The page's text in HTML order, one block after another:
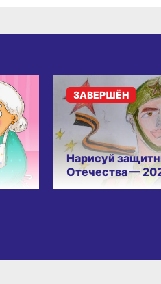
Нарисуй
Отечества —
ЗАВЕРШЁН